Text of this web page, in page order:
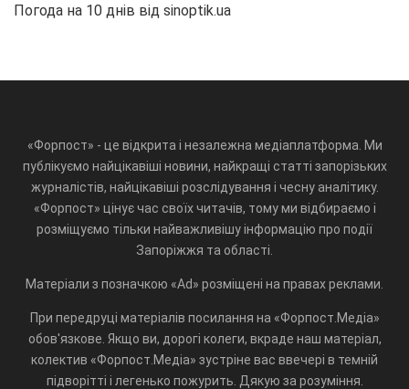
Погода на 10 днів від sinoptik.ua
«Форпост» - це відкрита і незалежна медіаплатформа. Ми
публікуємо найцікавіші новини, найкращі статті запорізьких
журналістів, найцікавіші розслідування і чесну аналітику.
«Форпост» цінує час своїх читачів, тому ми відбираємо і
розміщуємо тільки найважливішу інформацію про події
Запоріжжя та області.
Матеріали з позначкою «Ad» розміщені на правах реклами.
При передруці матеріалів посилання на «Форпост.Медіа»
обов'язкове. Якщо ви, дорогі колеги, вкраде наш матеріал,
колектив «Форпост.Медіа» зустріне вас ввечері в темній
підворітті і легенько пожурить. Дякую за розуміння.